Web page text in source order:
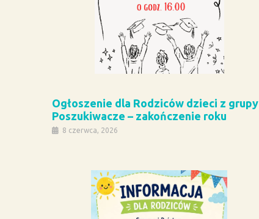
Ogłoszenie dla Rodziców dzieci z grupy
Poszukiwacze – zakończenie roku
8 czerwca, 2026